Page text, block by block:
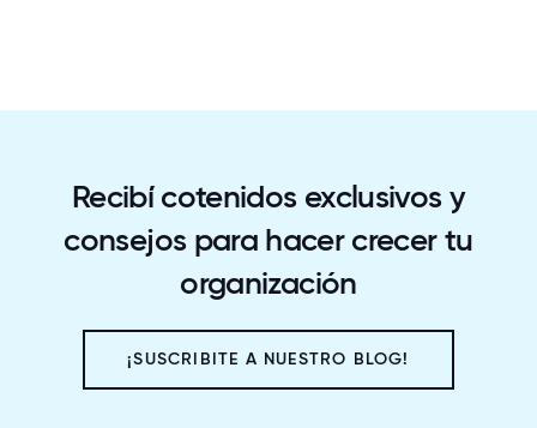
Recibí cotenidos exclusivos y
consejos para hacer crecer tu
organización
¡SUSCRIBITE A NUESTRO BLOG!